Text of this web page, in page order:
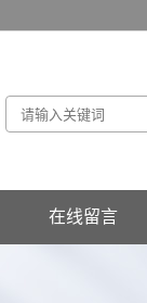
在线留言